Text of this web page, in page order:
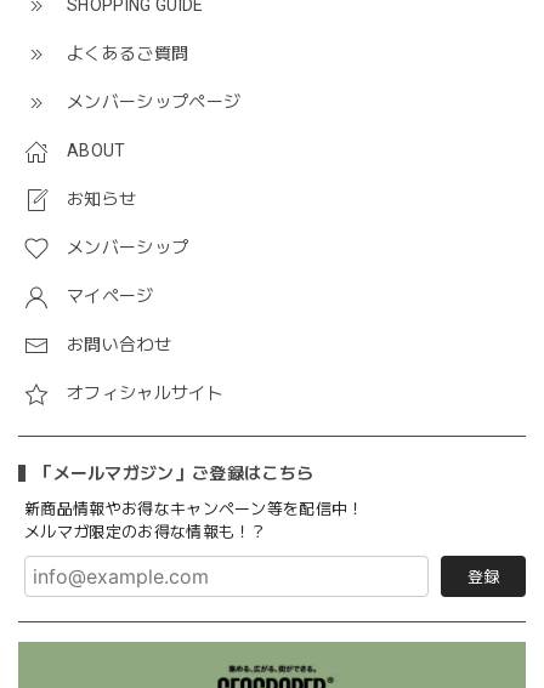
SHOPPING GUIDE
よくあるご質問
メンバーシップページ
ABOUT
お知らせ
メンバーシップ
マイページ
お問い合わせ
オフィシャルサイト
「メールマガジン」ご登録はこちら
新商品情報やお得なキャンペーン等を配信中！
メルマガ限定のお得な情報も！？
登録